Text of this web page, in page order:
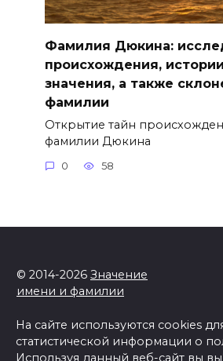
Фамилия Дюкина:
происхождения,
значения, а также
фамилии
Открытие тайн
фамилии Дюкина
0 58
© 2014-2026 Значение
имени и фамилии
На сайте используются cookies
статистической информации о
Используя данный веб-сайт вы